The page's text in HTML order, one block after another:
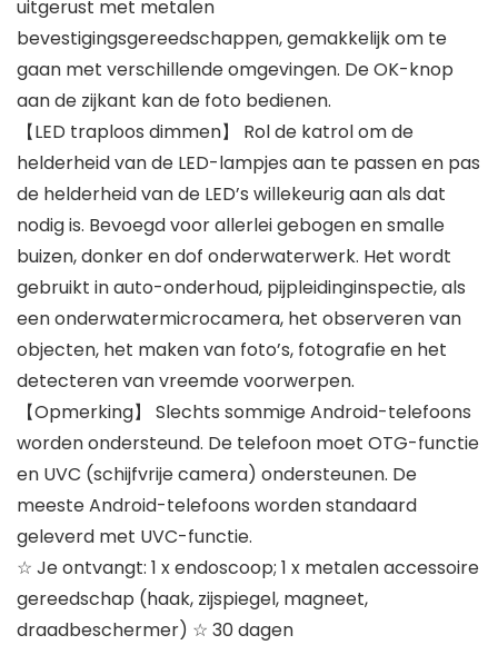
uitgerust met metalen
bevestigingsgereedschappen, gemakkelijk om te
gaan met verschillende omgevingen. De OK-knop
aan de zijkant kan de foto bedienen.
【LED traploos dimmen】 Rol de katrol om de
helderheid van de LED-lampjes aan te passen en pas
de helderheid van de LED’s willekeurig aan als dat
nodig is. Bevoegd voor allerlei gebogen en smalle
buizen, donker en dof onderwaterwerk. Het wordt
gebruikt in auto-onderhoud, pijpleidinginspectie, als
een onderwatermicrocamera, het observeren van
objecten, het maken van foto’s, fotografie en het
detecteren van vreemde voorwerpen.
【Opmerking】 Slechts sommige Android-telefoons
worden ondersteund. De telefoon moet OTG-functie
en UVC (schijfvrije camera) ondersteunen. De
meeste Android-telefoons worden standaard
geleverd met UVC-functie.
☆ Je ontvangt: 1 x endoscoop; 1 x metalen accessoire
gereedschap (haak, zijspiegel, magneet,
draadbeschermer) ☆ 30 dagen